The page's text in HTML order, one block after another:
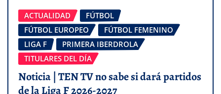
ACTUALIDAD
FÚTBOL
FÚTBOL EUROPEO
FÚTBOL FEMENINO
LIGA F
PRIMERA IBERDROLA
TITULARES DEL DÍA
Noticia | TEN TV no sabe si dará partidos
de la Liga F 2026-2027